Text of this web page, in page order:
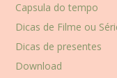
Capsula do tempo
Dicas de Filme ou
Dicas de presentes
Download